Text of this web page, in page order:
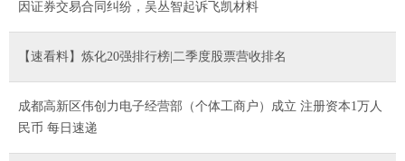
因证券交易合同纠纷，吴丛智起诉飞凯材料
【速看料】炼化20强排行榜|二季度股票营收排名
成都高新区伟创力电子经营部（个体工商户）成立 注册资本1万人
民币 每日速递